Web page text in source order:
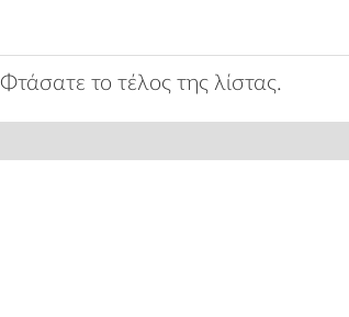
Φτάσατε το τέλος της λίστας.